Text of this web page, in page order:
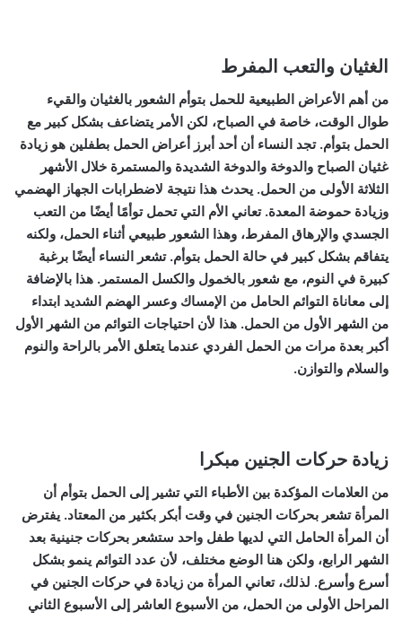
الغثيان والتعب المفرط
من أهم الأعراض الطبيعية للحمل بتوأم الشعور بالغثيان والقيء
طوال الوقت، خاصة في الصباح، لكن الأمر يتضاعف بشكل كبير مع
الحمل بتوأم. تجد النساء أن أحد أبرز أعراض الحمل بطفلين هو زيادة
غثيان الصباح والدوخة والدوخة الشديدة والمستمرة خلال الأشهر
الثلاثة الأولى من الحمل. يحدث هذا نتيجة لاضطرابات الجهاز الهضمي
وزيادة حموضة المعدة. تعاني الأم التي تحمل توأمًا أيضًا من التعب
الجسدي والإرهاق المفرط، وهذا الشعور طبيعي أثناء الحمل، ولكنه
يتفاقم بشكل كبير في حالة الحمل بتوأم. تشعر النساء أيضًا برغبة
كبيرة في النوم، مع شعور بالخمول والكسل المستمر. هذا بالإضافة
إلى معاناة التوائم الحامل من الإمساك وعسر الهضم الشديد ابتداء
من الشهر الأول من الحمل. هذا لأن احتياجات التوائم من الشهر الأول
أكبر بعدة مرات من الحمل الفردي عندما يتعلق الأمر بالراحة والنوم
والسلام والتوازن.
زيادة حركات الجنين مبكرا
من العلامات المؤكدة بين الأطباء التي تشير إلى الحمل بتوأم أن
المرأة تشعر بحركات الجنين في وقت أبكر بكثير من المعتاد. يفترض
أن المرأة الحامل التي لديها طفل واحد ستشعر بحركات جنينية بعد
الشهر الرابع، ولكن هنا الوضع مختلف، لأن عدد التوائم ينمو بشكل
أسرع وأسرع. لذلك، تعاني المرأة من زيادة في حركات الجنين في
المراحل الأولى من الحمل، من الأسبوع العاشر إلى الأسبوع الثاني